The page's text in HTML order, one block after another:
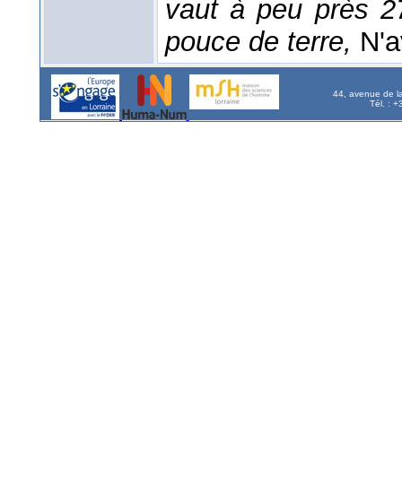
vaut à peu près
pouce de terre,
44, avenue de
Tél. :